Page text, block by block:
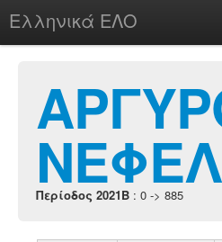
Ελληνικά ΕΛΟ
chesstu.be @ discord
Login
Περίοδος 2021B : 0 -> 885